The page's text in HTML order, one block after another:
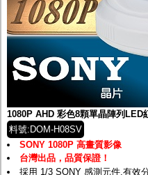
1080P AHD 彩色8顆單晶陣列LED
料號:DOM-H08SV
SONY 1080P 高畫質影像
台灣出品，品質保證！
採用 1/3 SONY 感測元件,有效